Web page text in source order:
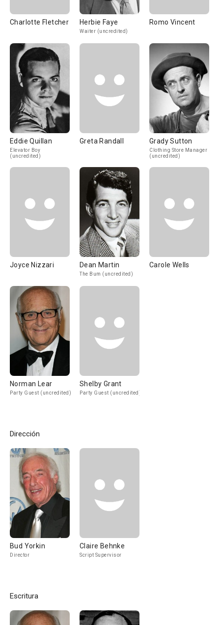
Charlotte Fletcher Herbie Faye
Waiter (uncredited)
Romo Vincent
Eddie Quillan
Elevator Boy
(uncredited)
Greta Randall Grady Sutton
Clothing Store Manager
(uncredited)
Joyce Nizzari Dean Martin
The Bum (uncredited)
Carole Wells
Norman Lear
Party Guest (uncredited)
Shelby Grant
Party Guest (uncredited)
Dirección
Bud Yorkin
Director
Claire Behnke
Script Supervisor
Escritura